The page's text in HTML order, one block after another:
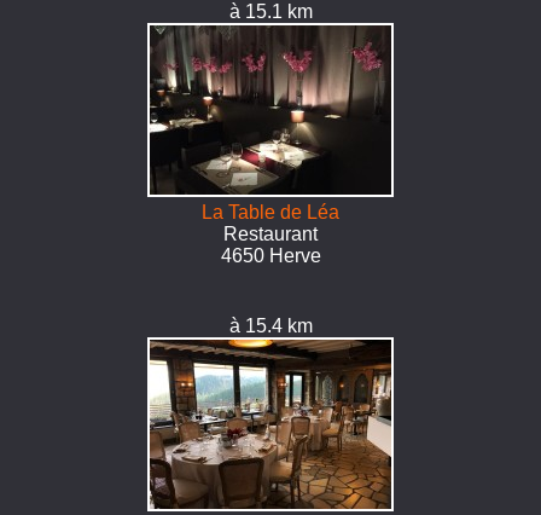
à 15.1 km
La Table de Léa
Restaurant
4650 Herve
à 15.4 km